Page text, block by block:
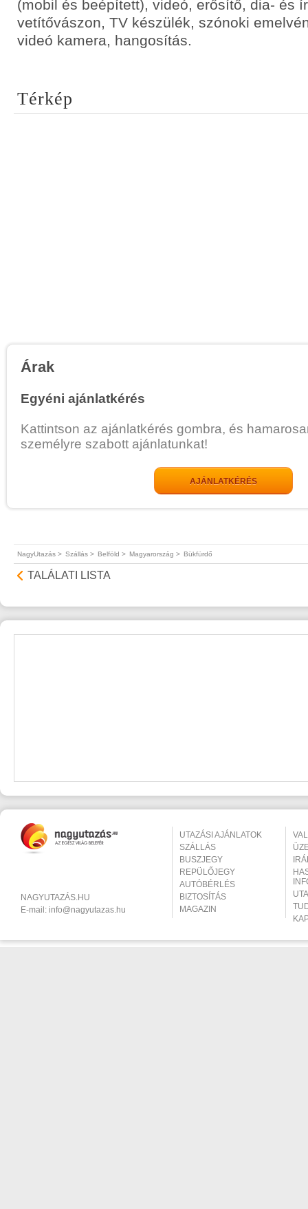
(mobil és beépített), videó, erősítő, dia- és
vetítővászon, TV készülék, szónoki
videó kamera, hangosítás.
Térkép
Árak
Egyéni ajánlatkérés
Kattintson az ajánlatkérés gombra, és
személyre szabott ajánlatunkat!
AJÁNLATKÉRÉS
NagyUtazás > Szállás > Belföld > Magyarország > Bükfürdő
TALÁLATI LISTA
NAGYUTAZÁS.HU
E-mail: info@nagyutazas.hu
UTAZÁSI AJÁNLATOK
SZÁLLÁS
BUSZJEGY
REPÜLŐJEGY
AUTÓBÉRLÉS
BIZTOSÍTÁS
MAGAZIN